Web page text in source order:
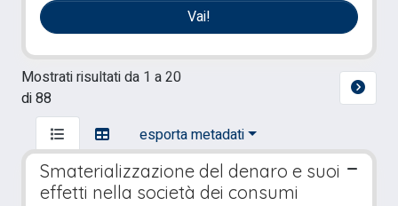
Mostrati risultati da 1 a 20
di 88
esporta metadati
Smaterializzazione del denaro e suoi
effetti nella società dei consumi